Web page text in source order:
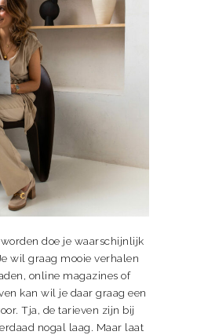
doe je waarschijnlijk
wil graag mooie verhalen
online magazines of
kan wil je daar graag een
Tja, de tarieven zijn bij
nogal laag. Maar laat